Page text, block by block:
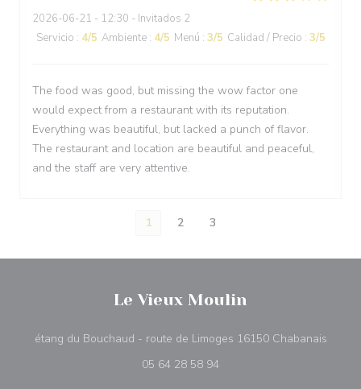
2026-06-21 - 12:30 - Invitados 2
Servicio : 4/5 Ambiente : 4/5 Menú : 3/5 Calidad / Precio : 3/5
The food was good, but missing the wow factor one
would expect from a restaurant with its reputation.
Everything was beautiful, but lacked a punch of flavor.
The restaurant and location are beautiful and peaceful,
and the staff are very attentive.
1 2 3
Le Vieux Moulin
étang du Bouchaud - route de Limoges 16150 Chabanais((abre
05 64 28 58 94